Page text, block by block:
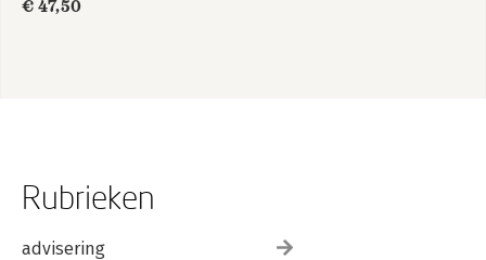
€ 47,50
Rubrieken
advisering